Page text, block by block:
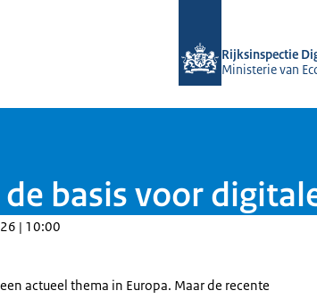
Rijksinspectie
Ministerie van
basis voor
| 10:00
actueel thema in Europa. Maar de recente